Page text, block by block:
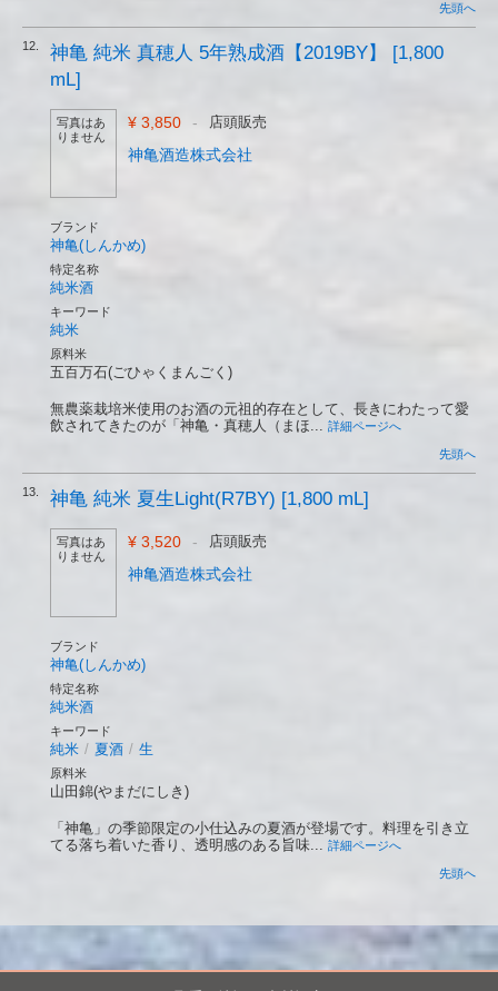
先頭へ
12.
神亀 純米 真穂人 5年熟成酒【2019BY】 [1,800
mL]
写真はあ
りません
¥ 3,850 - 店頭販売
神亀酒造株式会社
ブランド
神亀(しんかめ)
特定名称
純米酒
キーワード
純米
原料米
五百万石(ごひゃくまんごく)
無農薬栽培米使用のお酒の元祖的存在として、長きにわたって愛
飲されてきたのが「神亀・真穂人（まほ... 詳細ページへ
先頭へ
13. 神亀 純米 夏生Light(R7BY) [1,800 mL]
写真はあ
りません
¥ 3,520 - 店頭販売
神亀酒造株式会社
ブランド
神亀(しんかめ)
特定名称
純米酒
キーワード
純米 / 夏酒 / 生
原料米
山田錦(やまだにしき)
「神亀」の季節限定の小仕込みの夏酒が登場です。料理を引き立
てる落ち着いた香り、透明感のある旨味... 詳細ページへ
先頭へ